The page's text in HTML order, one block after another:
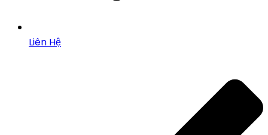
Liên Hệ